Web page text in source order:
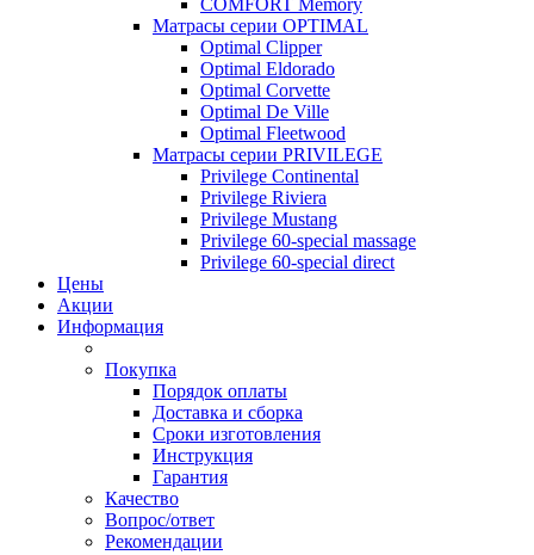
COMFORT Memory
Матрасы серии OPTIMAL
Optimal Clipper
Optimal Eldorado
Optimal Corvette
Optimal De Ville
Optimal Fleetwood
Матрасы серии PRIVILEGE
Privilege Continental
Privilege Riviera
Privilege Mustang
Privilege 60-special massage
Privilege 60-special direct
Цены
Акции
Информация
Покупка
Порядок оплаты
Доставка и сборка
Сроки изготовления
Инструкция
Гарантия
Качество
Вопрос/ответ
Рекомендации